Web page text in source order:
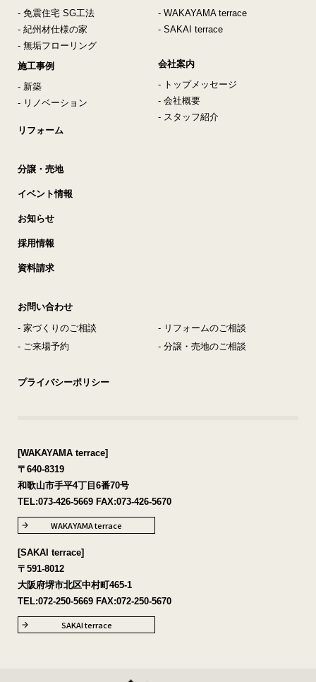
- 免震住宅 SG工法
- 紀州材仕様の家
- 無垢フローリング
施工事例
- 新築
- リノベーション
リフォーム
分譲・売地
イベント情報
お知らせ
採用情報
資料請求
- WAKAYAMA terrace
- SAKAI terrace
会社案内
- トップメッセージ
- 会社概要
- スタッフ紹介
お問い合わせ
- 家づくりのご相談
- リフォームのご相談
- ご来場予約
- 分譲・売地のご相談
プライバシーポリシー
[WAKAYAMA terrace]
〒640-8319
和歌山市手平4丁目6番70号
TEL:073-426-5669 FAX:073-426-5670
WAKAYAMA terrace
[SAKAI terrace]
〒591-8012
大阪府堺市北区中村町465-1
TEL:072-250-5669 FAX:072-250-5670
SAKAI terrace